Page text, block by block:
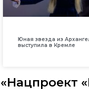
Юная звезда из
выступила в Кремле